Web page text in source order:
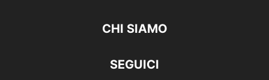
CHI SIAMO
SEGUICI